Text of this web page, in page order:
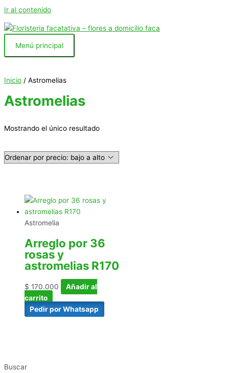
Ir al contenido
Menú principal
Buscar
Inicio / Astromelias
Astromelias
Mostrando el único resultado
Astromelia
Arreglo por 36
rosas y
astromelias R170
$ 170.000
Añadir al
carrito
Pedir por Whatsapp